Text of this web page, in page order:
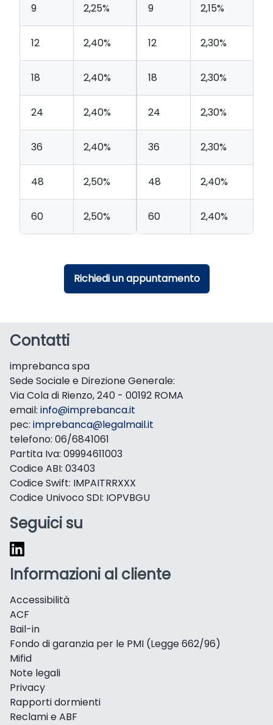
9 2,25%
12 2,40%
18 2,40%
24 2,40%
36 2,40%
48 2,50%
60 2,50%
9 2,15%
12 2,30%
18 2,30%
24 2,30%
36 2,30%
48 2,40%
60 2,40%
Richiedi un appuntamento
Contatti
imprebanca spa
Sede Sociale e Direzione Generale:
Via Cola di Rienzo, 240 - 00192 ROMA
email: info@imprebanca.it
pec: imprebanca@legalmail.it
telefono: 06/6841061
Partita Iva: 09994611003
Codice ABI: 03403
Codice Swift: IMPAITRRXXX
Codice Univoco SDI: IOPVBGU
Seguici su
Informazioni al cliente
Accessibilità
ACF
Bail-in
Fondo di garanzia per le PMI (Legge 662/96)
Mifid
Note legali
Privacy
Rapporti dormienti
Reclami e ABF